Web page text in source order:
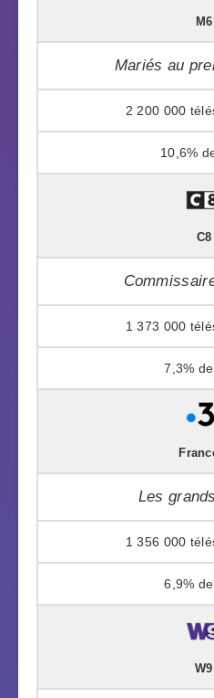
M6
Mariés au
2 200 000
10,6%
C8
1 373 000
7,3%
Les
1 356 000
6,9%
W9